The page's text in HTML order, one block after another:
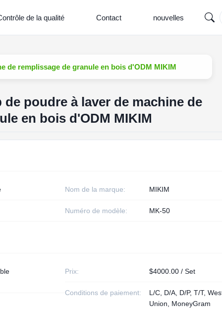
de la qualité Contact nouvelles
de remplissage de granule en bois d'ODM MIKIM
poudre à laver de machine de
en bois d'ODM MIKIM
Nom de la marque: MIKIM
Numéro de modèle: MK-50
Prix: $4000.00 / Set
Conditions de paiement:
L/C, D/A, D/P, T/T,
Union, MoneyGram